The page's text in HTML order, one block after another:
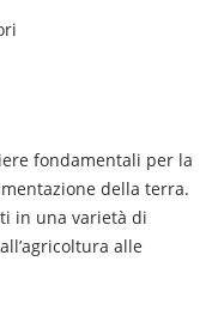
fondamentali per la
della terra.
in una varietà di
alle